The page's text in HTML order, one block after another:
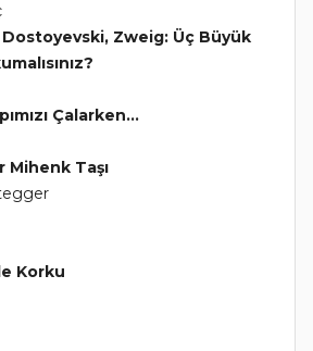
Zweig: Üç Büyük
Çalarken...
Mihenk Taşı
Korku